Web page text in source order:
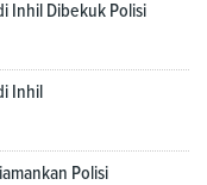
Inhil Dibekuk Polisi
Inhil
Polisi